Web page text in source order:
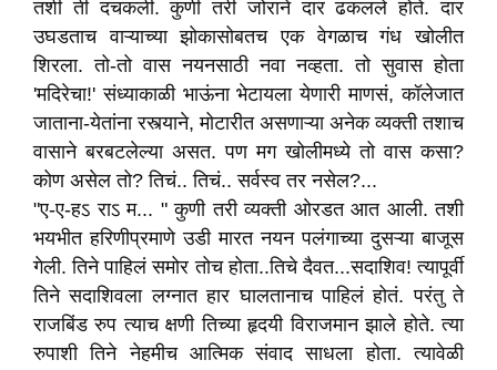
तशी ती दचकली. कुणी तरी जोराने दार ढकलले होते. दार
उघडताच वाऱ्याच्या झोकासोबतच एक वेगळाच गंध खोलीत
शिरला. तो-तो वास नयनसाठी नवा नव्हता. तो सुवास होता
'मदिरेचा!' संध्याकाळी भाऊंना भेटायला येणारी माणसं, कॉलेजात
जाताना-येतांना रस्त्याने, मोटारीत असणाऱ्या अनेक व्यक्ती तशाच
वासाने बरबटलेल्या असत. पण मग खोलीमध्ये तो वास कसा?
कोण असेल तो? तिचं.. तिचं.. सर्वस्व तर नसेल?...
"ए-ए-हऽ राऽ म... " कुणी तरी व्यक्ती ओरडत आत आली. तशी
भयभीत हरिणीप्रमाणे उडी मारत नयन पलंगाच्या दुसऱ्या बाजूस
गेली. तिने पाहिलं समोर तोच होता..तिचे दैवत...सदाशिव! त्यापूर्वी
तिने सदाशिवला लग्नात हार घालतानाच पाहिलं होतं. परंतु ते
राजबिंड रुप त्याच क्षणी तिच्या हृदयी विराजमान झाले होते. त्या
रुपाशी तिने नेहमीच आत्मिक संवाद साधला होता. त्यावेळी